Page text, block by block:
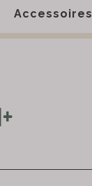
Accessoires